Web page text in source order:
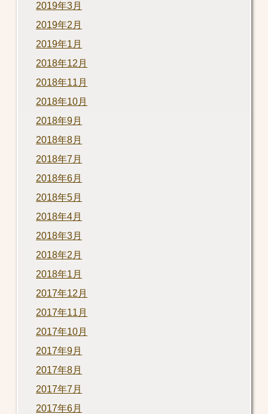
2019年3月
2019年2月
2019年1月
2018年12月
2018年11月
2018年10月
2018年9月
2018年8月
2018年7月
2018年6月
2018年5月
2018年4月
2018年3月
2018年2月
2018年1月
2017年12月
2017年11月
2017年10月
2017年9月
2017年8月
2017年7月
2017年6月